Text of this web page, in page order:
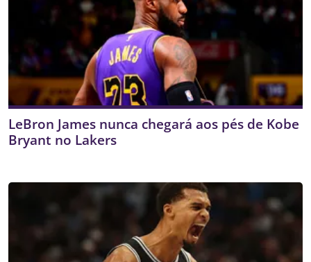
LeBron James nunca chegará aos pés de Kobe
Bryant no Lakers